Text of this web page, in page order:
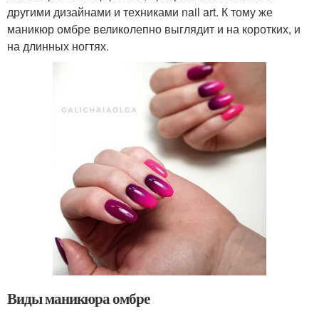
другими дизайнами и техниками nail art. К тому же
маникюр омбре великолепно выглядит и на коротких, и
на длинных ногтях.
Виды маникюра омбре